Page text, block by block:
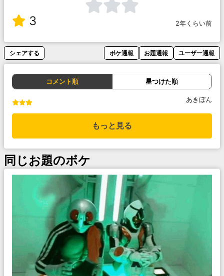
3 2年くらい前
シェアする ボケ通報 お題通報 ユーザー通報
コメント順 星つけた順
あきぼん
もっと見る
同じお題のボケ